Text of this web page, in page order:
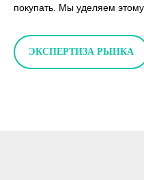
покупать. Мы уделяем
ЭКСПЕРТИЗА РЫНКА